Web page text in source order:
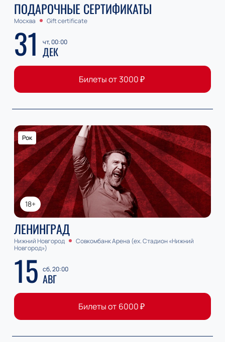
ПОДАРОЧНЫЕ СЕРТИФИКАТЫ
Москва Gift certificate
31 чт, 00:00
ДЕК
Билеты от 3000₽
18+
Рок
ЛЕНИНГРАД
Нижний Новгород
Совкомбанк Арена (ex. Стадион «Нижний
Новгород»)
15 сб, 20:00
АВГ
Билеты от 6000₽